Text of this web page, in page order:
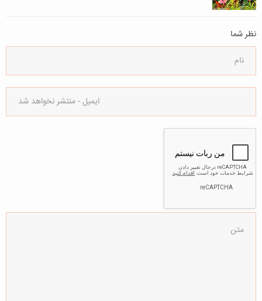
نظر شما